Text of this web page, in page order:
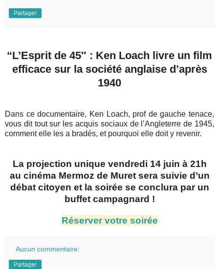
Partager
“L’Esprit de 45″ : Ken Loach livre un film
efficace sur la société anglaise d’après
1940
Dans ce documentaire, Ken Loach, prof de gauche tenace,
vous dit tout sur les acquis sociaux de l’Angleterre de 1945,
comment elle les a bradés, et pourquoi elle doit y revenir.
La projection unique vendredi 14 juin à 21h
au cinéma Mermoz de Muret sera suivie d’un
débat citoyen et la soirée se conclura par un
buffet campagnard !
Réserver votre soirée
Aucun commentaire:
Partager